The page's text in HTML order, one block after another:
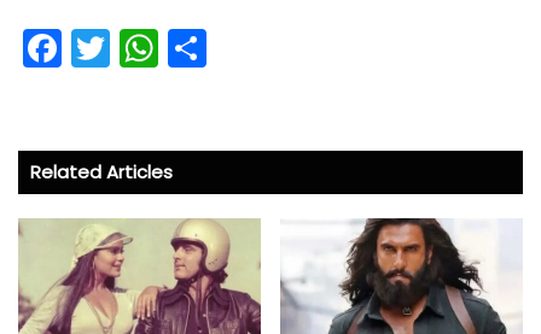
Fa
ce
o
ok
T
wi
er
W
ha
A
p
p
Related Articles